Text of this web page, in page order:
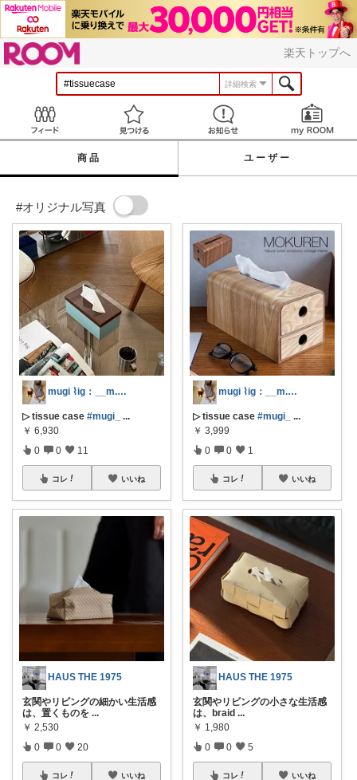
楽天トップへ
詳細検索
見つける お知らせ
商品 ユーザー
#オリジナル写真
mugi ⌇ig：__m.g.1310
▷ tissue case #mugi_
...
￥ 6,930
0 0 11
コレ いいね
HAUS THE 1975
玄関やリビングの細かい生活感
は、置くものを ...
￥ 2,530
0 0 20
コレ いいね
mugi ⌇ig：__m.g.1310
▷ tissue case #mugi_
...
￥ 3,999
0 0 1
コレ いいね
HAUS THE 1975
玄関やリビングの小さな生活感
は、braid ...
￥ 1,980
0 0 5
コレ いいね